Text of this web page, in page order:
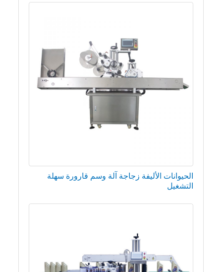
الحيوانات الأليفة زجاجة آلة وسم قارورة سهلة
التشغيل